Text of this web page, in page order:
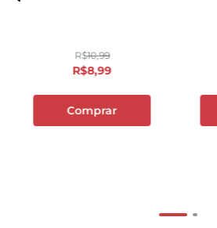
R$10,99
R$8,99
Comprar